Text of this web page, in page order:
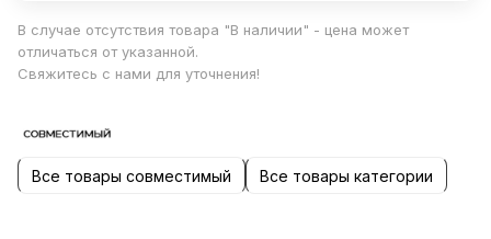
В случае отсутствия товара "В наличии" - цена может
отличаться от указанной.
Свяжитесь с нами для уточнения!
Все товары совместимый Все товары категории